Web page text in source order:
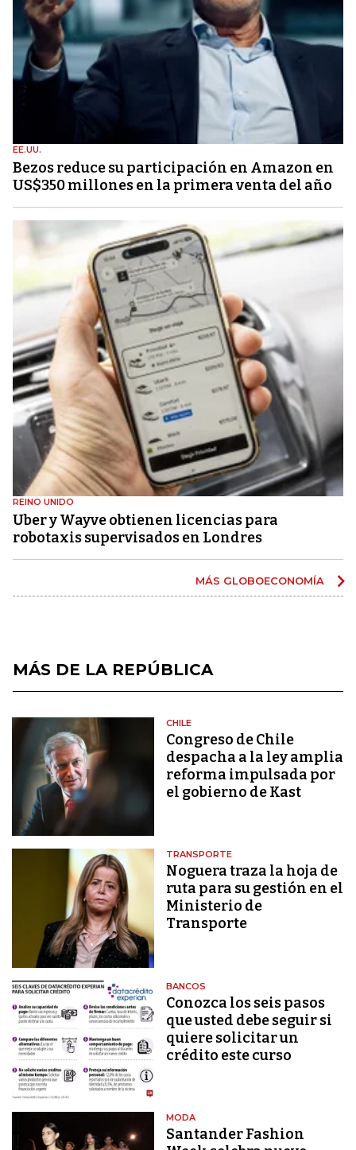
EE.UU.
Bezos reduce su participación en Amazon en
US$350 millones en la primera venta del año
REINO UNIDO
Uber y Wayve obtienen licencias para
robotaxis supervisados ​​en Londres
MÁS GLOBOECONOMÍA
MÁS DE LA REPÚBLICA
CHILE
Congreso de Chile
despacha a la ley amplia
reforma impulsada por
el gobierno de Kast
TRANSPORTE
Noguera traza la hoja de
ruta para su gestión en el
Ministerio de
Transporte
BANCOS
Conozca los seis pasos
que usted debe seguir si
quiere solicitar un
crédito este curso
MODA
Santander Fashion